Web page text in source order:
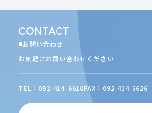
CONTACT
お問い合わせ
お気軽にお問い合わせください
TEL：092-414-6610FAX：092-414-6626